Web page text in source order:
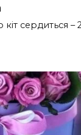
сердиться –